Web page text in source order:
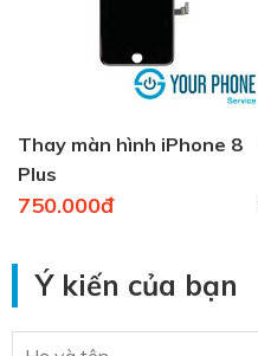
Thay màn hình iPhone 8
Plus
750.000đ
Ý kiến của bạn